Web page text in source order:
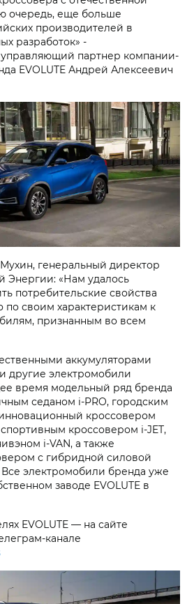
очередь, еще больше
производителей в
разработок» -
партнер компании-
EVOLUTE Андрей Алексеевич
генеральный директор
Энергии: «Нам удалось
потребительские свойства
по своим характеристикам к
признанным во всем
аккумуляторами
другие электромобили
время модельный ряд бренда
седаном i‑PRO, городским
кроссовером
кроссовером i‑JET,
i‑VAN, а также
с гибридной силовой
Все электромобили бренда уже
заводе EVOLUTE в
EVOLUTE — на сайте
канале